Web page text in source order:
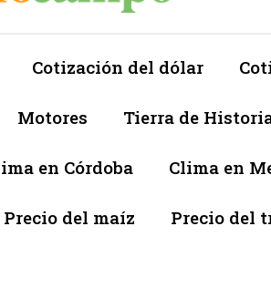
Cotización del dólar
Motores Tierra de
en Córdoba Clima en
Precio del maíz Precio del